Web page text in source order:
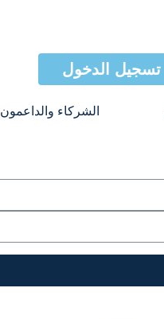
تسجيل الدخول
الشركاء والداعمون